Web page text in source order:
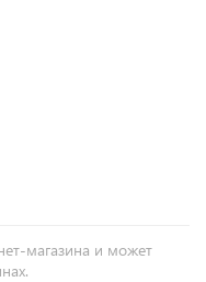
магазина и может